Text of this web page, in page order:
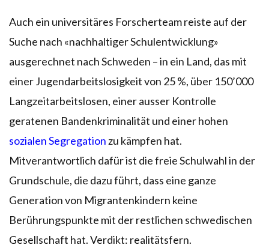
Auch ein universitäres Forscherteam reiste auf der
Suche nach «nachhaltiger Schulentwicklung»
ausgerechnet nach Schweden – in ein Land, das mit
einer Jugendarbeitslosigkeit von 25 %, über 150’000
Langzeitarbeitslosen, einer ausser Kontrolle
geratenen Bandenkriminalität und einer hohen
sozialen Segregation zu kämpfen hat.
Mitverantwortlich dafür ist die freie Schulwahl in der
Grundschule, die dazu führt, dass eine ganze
Generation von Migrantenkindern keine
Berührungspunkte mit der restlichen schwedischen
Gesellschaft hat. Verdikt: realitätsfern.